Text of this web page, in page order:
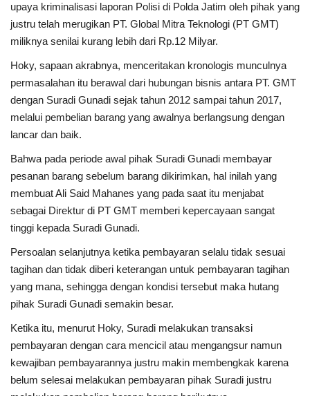
Layanan Publik
upaya kriminalisasi laporan Polisi di Polda Jatim oleh pihak yang
justru telah merugikan PT. Global Mitra Teknologi (PT GMT)
miliknya senilai kurang lebih dari Rp.12 Milyar.
Hoky, sapaan akrabnya, menceritakan kronologis munculnya
permasalahan itu berawal dari hubungan bisnis antara PT. GMT
dengan Suradi Gunadi sejak tahun 2012 sampai tahun 2017,
melalui pembelian barang yang awalnya berlangsung dengan
lancar dan baik.
Bahwa pada periode awal pihak Suradi Gunadi membayar
pesanan barang sebelum barang dikirimkan, hal inilah yang
membuat Ali Said Mahanes yang pada saat itu menjabat
sebagai Direktur di PT GMT memberi kepercayaan sangat
tinggi kepada Suradi Gunadi.
Persoalan selanjutnya ketika pembayaran selalu tidak sesuai
tagihan dan tidak diberi keterangan untuk pembayaran tagihan
yang mana, sehingga dengan kondisi tersebut maka hutang
pihak Suradi Gunadi semakin besar.
Ketika itu, menurut Hoky, Suradi melakukan transaksi
pembayaran dengan cara mencicil atau mengangsur namun
kewajiban pembayarannya justru makin membengkak karena
belum selesai melakukan pembayaran pihak Suradi justru